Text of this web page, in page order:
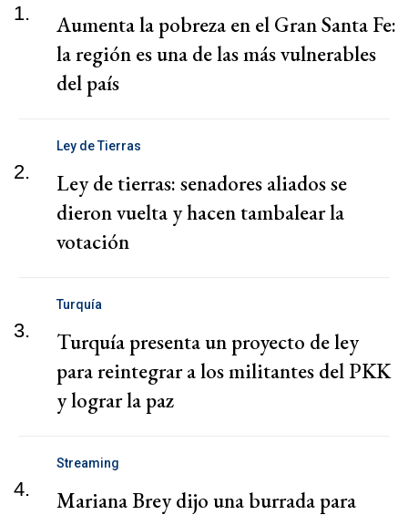
1.
Aumenta la pobreza en el Gran Santa Fe:
la región es una de las más vulnerables
del país
2.
Ley de Tierras
Ley de tierras: senadores aliados se
dieron vuelta y hacen tambalear la
votación
3.
Turquía
Turquía presenta un proyecto de ley
para reintegrar a los militantes del PKK
y lograr la paz
4.
Streaming
Mariana Brey dijo una burrada para